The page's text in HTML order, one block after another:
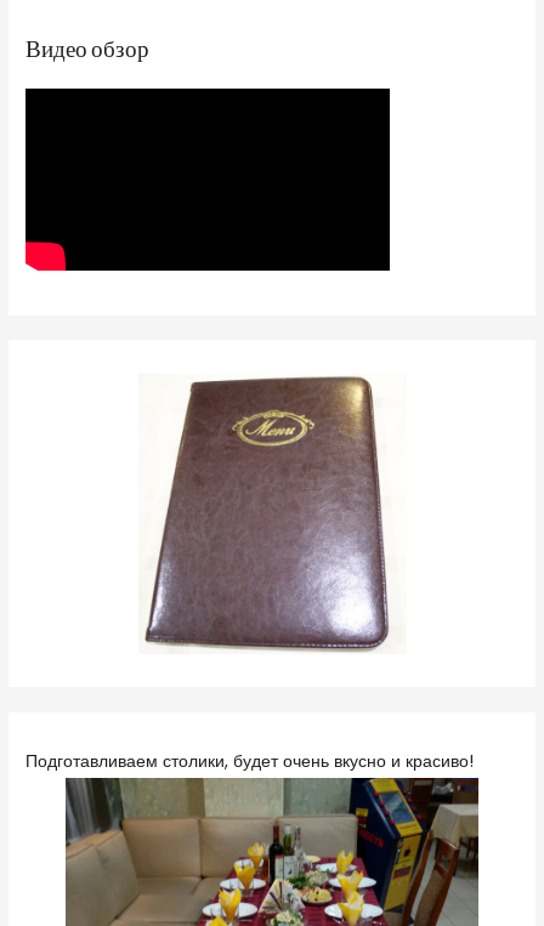
Видео обзор
Подготавливаем столики, будет очень вкусно и красиво!